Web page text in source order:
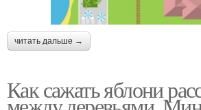
читать дальше →
Как сажать яблони